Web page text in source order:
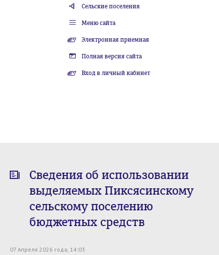
Сельские поселения
Меню сайта
Электронная приемная
Полная версия сайта
Вход в личный кабинет
Сведения об использовании
выделяемых Пиксясинскому
сельскому поселению
бюджетных средств
07 Апреля 2026 года, 14:03